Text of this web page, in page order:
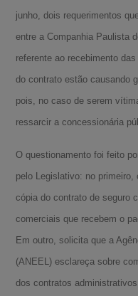
junho, dois requerimentos
entre a Companhia Paulista
referente ao recebimento
do contrato estão causando
pois, no caso de serem
ressarcir a concessionária
O questionamento foi feito
pelo Legislativo: no
cópia do contrato de seguro
comerciais que recebem o
Em outro, solicita que a
(ANEEL) esclareça sobre
dos contratos